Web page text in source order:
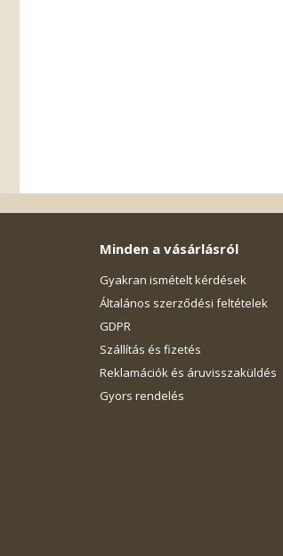
Minden a vásárlásról
Gyakran ismételt kérdések
Általános szerződési feltételek
GDPR
Szállítás és fizetés
Reklamációk és áruvisszaküldés
Gyors rendelés